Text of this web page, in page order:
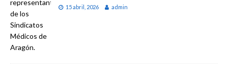
15 abril, 2026 admin